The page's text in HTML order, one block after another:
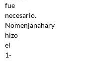
fue
necesario.
Nomenjanahary
hizo
el
1-